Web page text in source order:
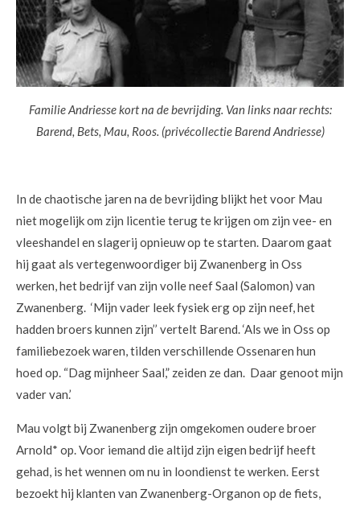
Familie Andriesse kort na de bevrijding. Van links naar rechts:
Barend, Bets, Mau, Roos. (privécollectie Barend Andriesse)
In de chaotische jaren na de bevrijding blijkt het voor Mau
niet mogelijk om zijn licentie terug te krijgen om zijn vee- en
vleeshandel en slagerij opnieuw op te starten. Daarom gaat
hij gaat als vertegenwoordiger bij Zwanenberg in Oss
werken, het bedrijf van zijn volle neef Saal (Salomon) van
Zwanenberg. ‘Mijn vader leek fysiek erg op zijn neef, het
hadden broers kunnen zijn’’ vertelt Barend. ‘Als we in Oss op
familiebezoek waren, tilden verschillende Ossenaren hun
hoed op. “Dag mijnheer Saal,” zeiden ze dan. Daar genoot mijn
vader van.’
Mau volgt bij Zwanenberg zijn omgekomen oudere broer
Arnold* op. Voor iemand die altijd zijn eigen bedrijf heeft
gehad, is het wennen om nu in loondienst te werken. Eerst
bezoekt hij klanten van Zwanenberg-Organon op de fiets,